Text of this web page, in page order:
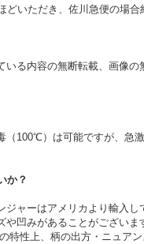
どいただき、佐川急便の場
る内容の無断転載、画像
（100℃）は可能ですが、急
か？
ジャーはアメリカより輸入
や凹みがあることがござい
特性上、柄の出方・ニュア